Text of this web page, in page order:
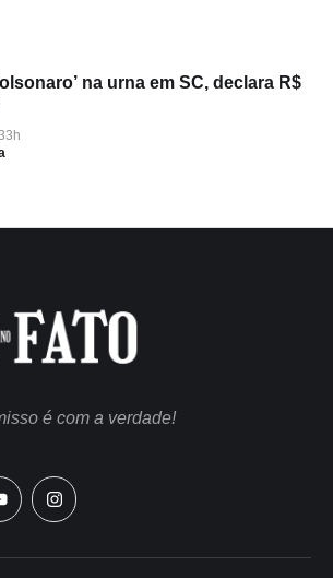
na urna em SC, declara R$
é com a verdade!